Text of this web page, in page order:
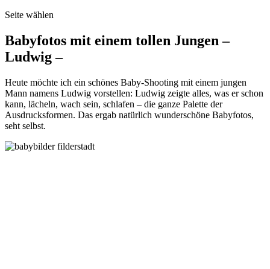
Seite wählen
Babyfotos mit einem tollen Jungen –
Ludwig –
Heute möchte ich ein schönes Baby-Shooting mit einem jungen
Mann namens Ludwig vorstellen: Ludwig zeigte alles, was er schon
kann, lächeln, wach sein, schlafen – die ganze Palette der
Ausdrucksformen. Das ergab natürlich wunderschöne Babyfotos,
seht selbst.